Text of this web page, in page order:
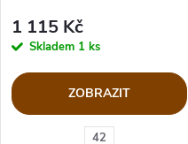
42
1 115 Kč
Skladem 1 ks
ZOBRAZIT